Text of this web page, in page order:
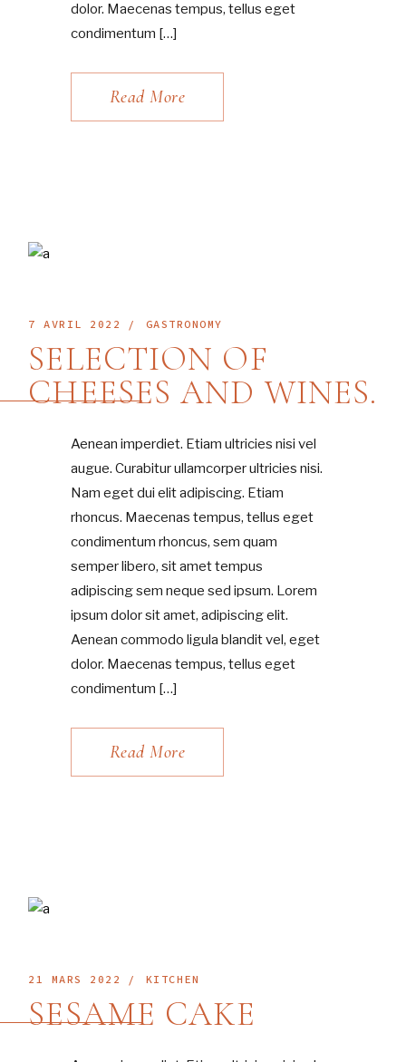
dolor. Maecenas tempus, tellus eget
condimentum […]
Read More
7 AVRIL 2022 GASTRONOMY
SELECTION OF
CHEESES AND WINES.
Aenean imperdiet. Etiam ultricies nisi vel
augue. Curabitur ullamcorper ultricies nisi.
Nam eget dui elit adipiscing. Etiam
rhoncus. Maecenas tempus, tellus eget
condimentum rhoncus, sem quam
semper libero, sit amet tempus
adipiscing sem neque sed ipsum. Lorem
ipsum dolor sit amet, adipiscing elit.
Aenean commodo ligula blandit vel, eget
dolor. Maecenas tempus, tellus eget
condimentum […]
Read More
21 MARS 2022 KITCHEN
SESAME CAKE